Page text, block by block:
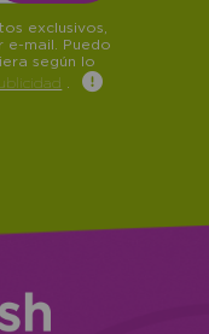
exclusivos,
e-mail. Puedo
según lo